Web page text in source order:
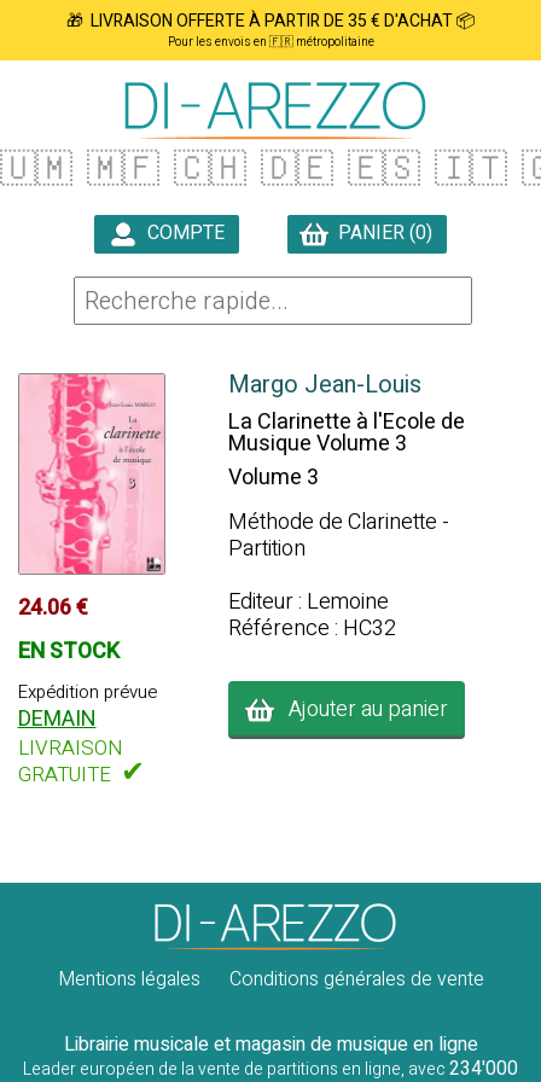
🎁 LIVRAISON OFFERTE À PARTIR DE 35 € D'ACHAT 📦
Pour les envois en 🇫🇷 métropolitaine
🇺🇲 🇲🇫 🇨🇭 🇩🇪 🇪🇸 🇮🇹
COMPTE
PANIER (0)
24.06 €
EN STOCK
Expédition prévue
DEMAIN
LIVRAISON
GRATUITE ✔
Margo Jean-Louis
La Clarinette à l'Ecole de
Musique Volume 3
Volume 3
Méthode de Clarinette -
Partition
Editeur : Lemoine
Référence : HC32
Ajouter au panier
Mentions légales Conditions générales de vente
Librairie musicale et magasin de musique en ligne
Leader européen de la vente de partitions en ligne, avec234'000